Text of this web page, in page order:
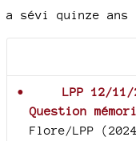
a sévi quinze ans
LPP 12/
Question
Flore/LPP